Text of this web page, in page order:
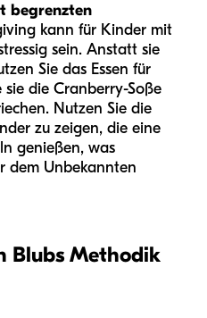
begrenzten
kann für Kinder mit
sein. Anstatt sie
Sie das Essen für
sie die Cranberry-Soße
Nutzen Sie die
zu zeigen, die eine
genießen, was
dem Unbekannten
Blubs Methodik